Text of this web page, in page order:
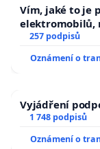
Vím, jaké to je
elektromobilů,
zaveďme
257 podpisů
Oznámení o
Vyjádření
1 748 podpisů
Oznámení o